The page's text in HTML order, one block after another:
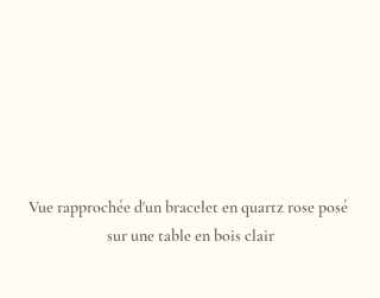
Vue rapprochée d'un bracelet en quartz rose posé
sur une table en bois clair